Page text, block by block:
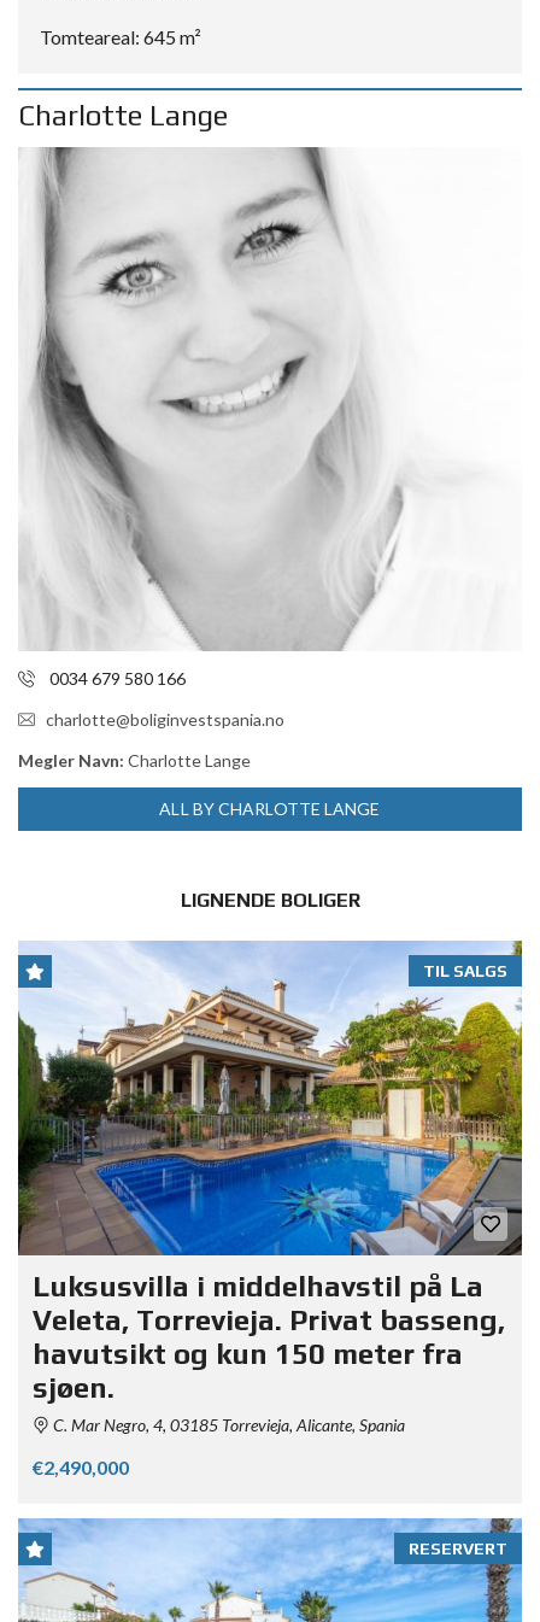
Tomteareal: 645 m²
Charlotte Lange
0034 679 580 166
charlotte@boliginvestspania.no
Megler Navn: Charlotte Lange
ALL BY CHARLOTTE LANGE
LIGNENDE BOLIGER
TIL SALGS
Luksusvilla i middelhavstil på La
Veleta, Torrevieja. Privat basseng,
havutsikt og kun 150 meter fra
sjøen.
C. Mar Negro, 4, 03185 Torrevieja, Alicante, Spania
€2,490,000
RESERVERT